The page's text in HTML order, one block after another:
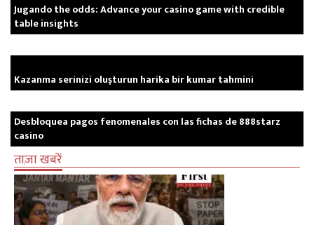
Jugando the odds: Advance your casino game with credible
table insights
Kazanma serinizi oluşturun harika bir kumar tahmini
Desbloquea pagos fenomenales con las fichas de 888starz
casino
ताज़ा खबरें